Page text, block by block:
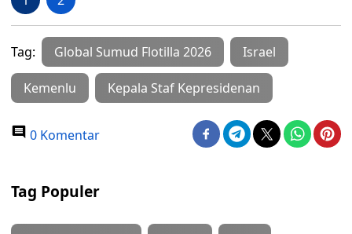
Tag: Global Sumud Flotilla 2026 Israel
Kemenlu Kepala Staf Kepresidenan
0 Komentar
Tag Populer